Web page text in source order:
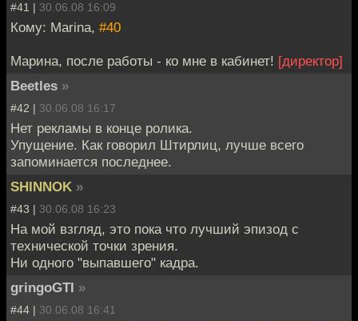
#41 | 30.06.08 16:09
Кому: Marina, #40
Марина, после работы - ко мне в кабинет! [директор]
Beetles »
#42 | 30.06.08 16:17
Нет рекламы в конце ролика.
Упущение. Как говорил Штирлиц, лучше всего
запоминается последнее.
SHINNOK »
#43 | 30.06.08 16:23
На мой взгляд, это пока что лучший эпизод с
технической точки зрения.
Ни одного "выпавшего" кадра.
gringoGTI »
#44 | 30.06.08 16:41